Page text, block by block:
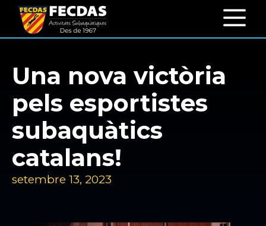
Una nova victòria
pels esportistes
subaquàtics
catalans!
setembre 13, 2023